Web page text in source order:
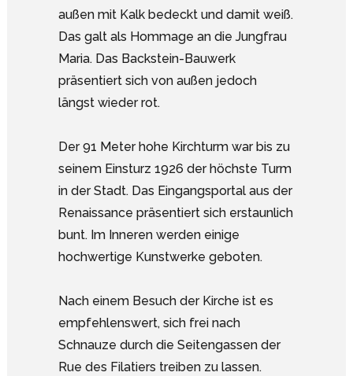
außen mit Kalk bedeckt und damit weiß.
Das galt als Hommage an die Jungfrau
Maria. Das Backstein-Bauwerk
präsentiert sich von außen jedoch
längst wieder rot.
Der 91 Meter hohe Kirchturm war bis zu
seinem Einsturz 1926 der höchste Turm
in der Stadt. Das Eingangsportal aus der
Renaissance präsentiert sich erstaunlich
bunt. Im Inneren werden einige
hochwertige Kunstwerke geboten.
Nach einem Besuch der Kirche ist es
empfehlenswert, sich frei nach
Schnauze durch die Seitengassen der
Rue des Filatiers treiben zu lassen.